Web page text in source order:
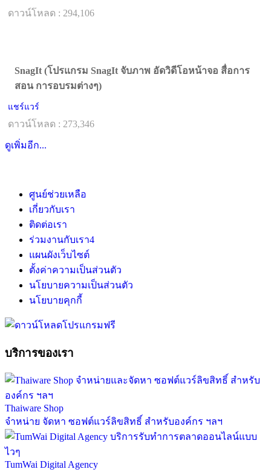
ดาวน์โหลด : 294,106
SnagIt (โปรแกรม SnagIt จับภาพ อัดวิดีโอหน้าจอ สื่อการ
สอน การอบรมต่างๆ)
แชร์แวร์
ดาวน์โหลด : 273,346
ดูเพิ่มอีก...
ศูนย์ช่วยเหลือ
เกี่ยวกับเรา
ติดต่อเรา
ร่วมงานกับเรา4
แผนผังเว็บไซต์
ตั้งค่าความเป็นส่วนตัว
นโยบายความเป็นส่วนตัว
นโยบายคุกกี้
บริการของเรา
Thaiware Shop
จำหน่าย จัดหา ซอฟต์แวร์ลิขสิทธิ์ สำหรับองค์กร ฯลฯ
TumWai Digital Agency